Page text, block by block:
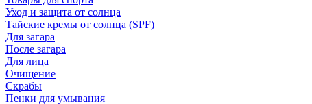
Уход и защита от солнца
Тайские кремы от солнца (SPF)
Для загара
После загара
Для лица
Очищение
Скрабы
Пенки для умывания